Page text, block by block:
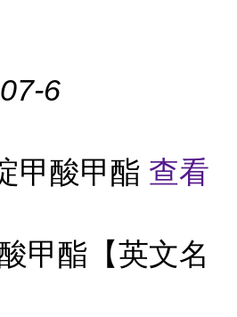
6
甲酸甲酯 查看
甲酯【英文名